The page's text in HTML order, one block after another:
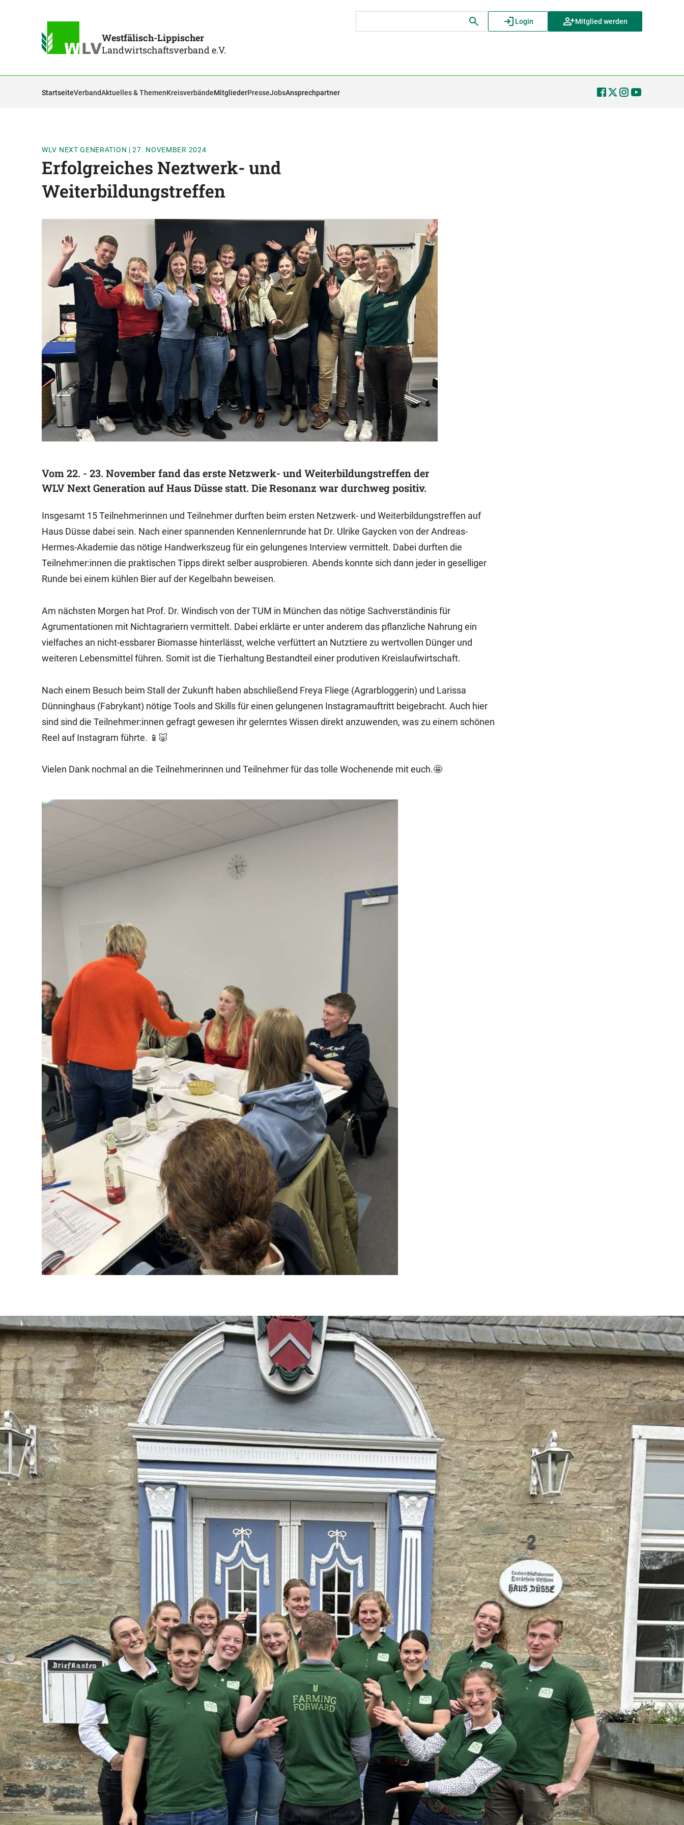
Westfälisch-Lippischer
Landwirtschaftsverband e.V.
Login Mitglied werden
StartseiteVerbandAktuelles & ThemenKreisverbändeMitgliederPresseJobsAnsprechpartner
WLV NEXT GENERATION |27. NOVEMBER 2024
Erfolgreiches Neztwerk- und
Weiterbildungstreffen
Vom 22. - 23. November fand das erste Netzwerk- und Weiterbildungstreffen der
WLV Next Generation auf Haus Düsse statt. Die Resonanz war durchweg positiv.
Insgesamt 15 Teilnehmerinnen und Teilnehmer durften beim ersten Netzwerk- und Weiterbildungstreffen auf
Haus Düsse dabei sein. Nach einer spannenden Kennenlernrunde hat Dr. Ulrike Gaycken von der Andreas-
Hermes-Akademie das nötige Handwerkszeug für ein gelungenes Interview vermittelt. Dabei durften die
Teilnehmer:innen die praktischen Tipps direkt selber ausprobieren. Abends konnte sich dann jeder in geselliger
Runde bei einem kühlen Bier auf der Kegelbahn beweisen.
Am nächsten Morgen hat Prof. Dr. Windisch von der TUM in München das nötige Sachverständinis für
Agrumentationen mit Nichtagrariern vermittelt. Dabei erklärte er unter anderem das pflanzliche Nahrung ein
vielfaches an nicht-essbarer Biomasse hinterlässt, welche verfüttert an Nutztiere zu wertvollen Dünger und
weiteren Lebensmittel führen. Somit ist die Tierhaltung Bestandteil einer produtiven Kreislaufwirtschaft.
Nach einem Besuch beim Stall der Zukunft haben abschließend Freya Fliege (Agrarbloggerin) und Larissa
Dünninghaus (Fabrykant) nötige Tools and Skills für einen gelungenen Instagramauftritt beigebracht. Auch hier
sind sind die Teilnehmer:innen gefragt gewesen ihr gelerntes Wissen direkt anzuwenden, was zu einem schönen
Reel auf Instagram führte. 📱🐷
Vielen Dank nochmal an die Teilnehmerinnen und Teilnehmer für das tolle Wochenende mit euch.🤩